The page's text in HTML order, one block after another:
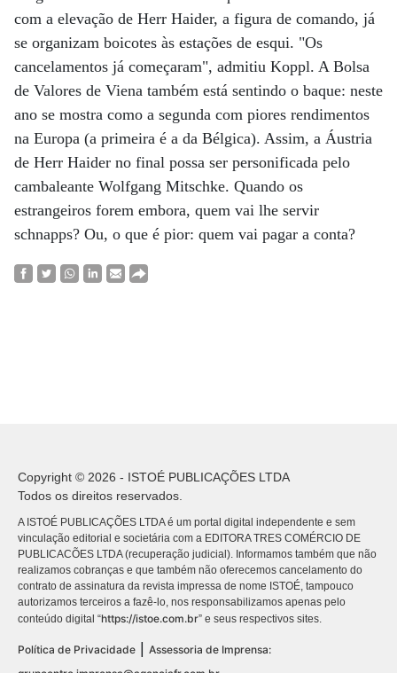
com a elevação de Herr Haider, a figura de comando, já
se organizam boicotes às estações de esqui. "Os
cancelamentos já começaram", admitiu Koppl. A Bolsa
de Valores de Viena também está sentindo o baque: neste
ano se mostra como a segunda com piores rendimentos
na Europa (a primeira é a da Bélgica). Assim, a Áustria
de Herr Haider no final possa ser personificada pelo
cambaleante Wolfgang Mitschke. Quando os
estrangeiros forem embora, quem vai lhe servir
schnapps? Ou, o que é pior: quem vai pagar a conta?
Copyright © 2026 - ISTOÉ PUBLICAÇÕES LTDA
Todos os direitos reservados.
A ISTOÉ PUBLICAÇÕES LTDA é um portal digital independente e sem
vinculação editorial e societária com a EDITORA TRES COMÉRCIO DE
PUBLICACÕES LTDA (recuperação judicial). Informamos também que não
realizamos cobranças e que também não oferecemos cancelamento do
contrato de assinatura da revista impressa de nome ISTOÉ, tampouco
autorizamos terceiros a fazê-lo, nos responsabilizamos apenas pelo
conteúdo digital “https://istoe.com.br” e seus respectivos sites.
Política de Privacidade
Assessoria de Imprensa: